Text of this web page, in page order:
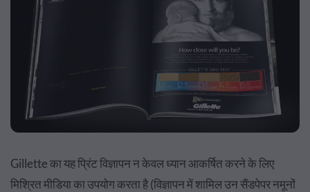
Gillette का यह प्रिंट विज्ञापन न केवल ध्यान आकर्षित करने के लिए
मिश्रित मीडिया का उपयोग करता है (विज्ञापन में शामिल उन सैंडपेपर नमूनों